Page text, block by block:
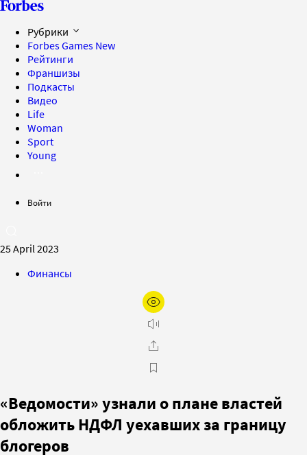
Рубрики
Forbes Games New
Рейтинги
Франшизы
Подкасты
Видео
Life
Woman
Sport
Young
Войти
25 April 2023
Финансы
«Ведомости» узнали о плане властей
обложить НДФЛ уехавших за границу
блогеров